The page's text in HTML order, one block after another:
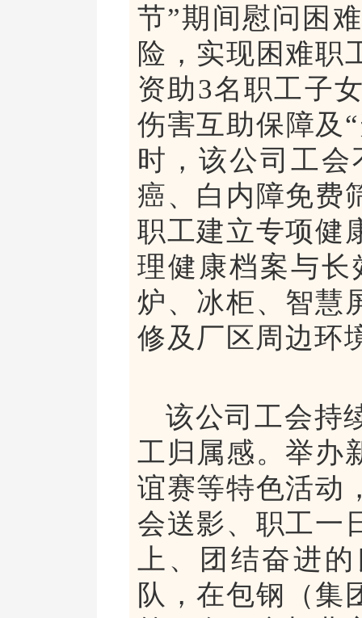
节”期间慰问困
险，实现困难职
资助3名职工子
伤害互助保障及
时，该公司工
癌、白内障免费
职工建立专项健
理健康档案与长
炉、冰柜、智慧
修及厂区周边环
该公司工会持
工归属感。举办
谊赛等特色活动
会送影、职工一
上、团结奋进
队，在包钢（集